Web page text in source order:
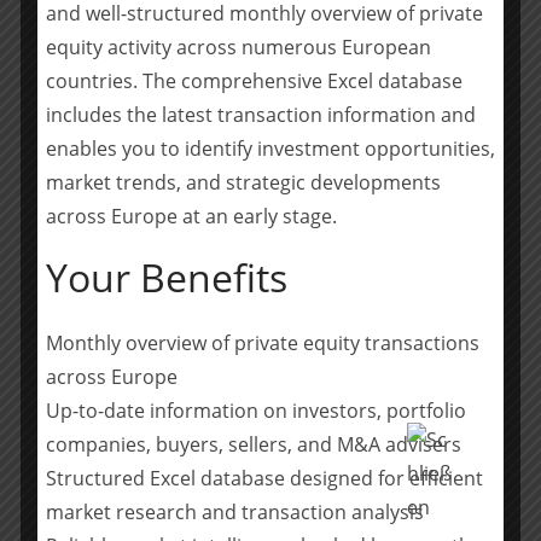
was zu enorm erfolgreichen Ergebnissen und Value
Creation führt“, sagt Stephan Enders. „Das gemeinsame
Commitment für Erfolg und die damit verbundene
Durchschlagskraft begeistern zunehmend Top Talente
aus Agenturen.“
Dank des starken Wachstums der Unit kann sich das
Team immer weiter auf verschiedene Teilbereiche
sammeln. „Mit erfahrenen Experten wie Christoph,
gewonnen, die unsere neuen Subteams leiten und
neue Talente fördern können“, so Enders. „Der Ausbau
der Unit und neuer Rollen erlaubt es aktuell, dass
Teammitglieder sich sehr individuell spezialisieren und
entwickeln können. Gute Mentoren sind dafür
entscheidend.“
and well-structured monthly overview of private
equity activity across numerous European
countries. The comprehensive Excel database
includes the latest transaction information and
enables you to identify investment opportunities,
market trends, and strategic developments
across Europe at an early stage.
Your Benefits
Monthly overview of private equity transactions
across Europe
Up-to-date information on investors, portfolio
companies, buyers, sellers, and M&A advisers
Structured Excel database designed for efficient
market research and transaction analysis